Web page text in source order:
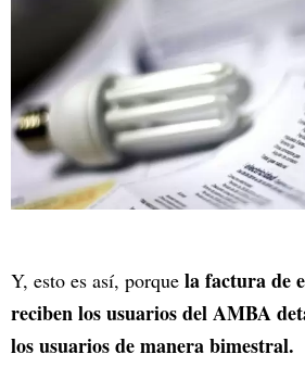
Y, esto es así, porque la factura de
reciben los usuarios del AMBA
los usuarios de manera bimestral.